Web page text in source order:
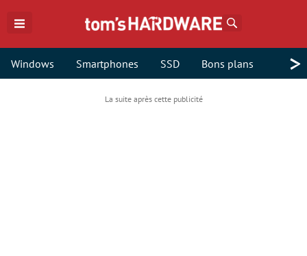
Windows Smartphones SSD Bons plans >